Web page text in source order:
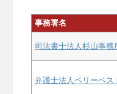
事務署名
司法書士法人杉山事務
弁護士法人ベリーベス